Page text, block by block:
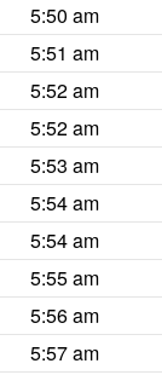
5:50 am
5:51 am
5:52 am
5:52 am
5:53 am
5:54 am
5:54 am
5:55 am
5:56 am
5:57 am